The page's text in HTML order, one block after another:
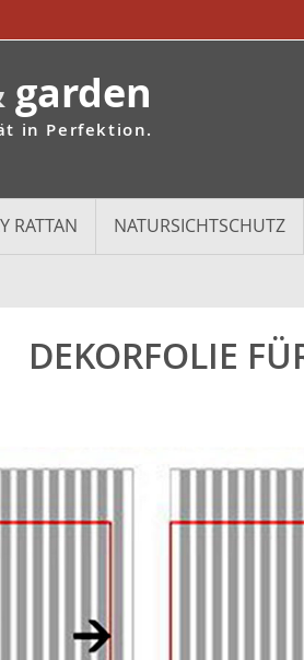
garden
in Perfektion.
RATTAN NATURSICHTSCHUTZ
DEKORFOLIE